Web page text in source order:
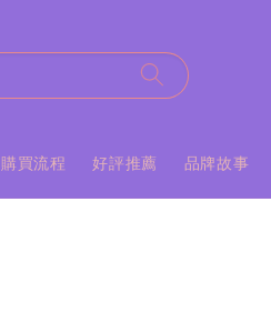
購買流程 好評推薦 品牌故事